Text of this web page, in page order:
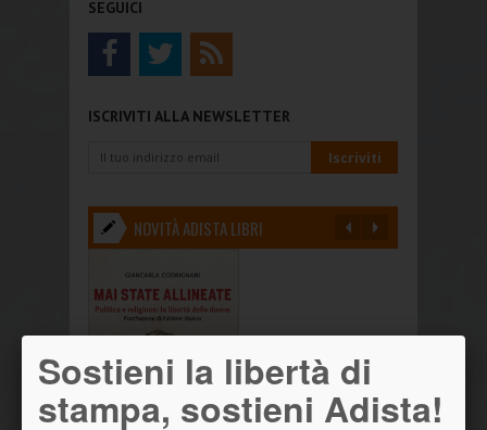
SEGUICI
ISCRIVITI ALLA NEWSLETTER
NOVITÀ ADISTA LIBRI
Sostieni la libertà di
stampa, sostieni Adista!